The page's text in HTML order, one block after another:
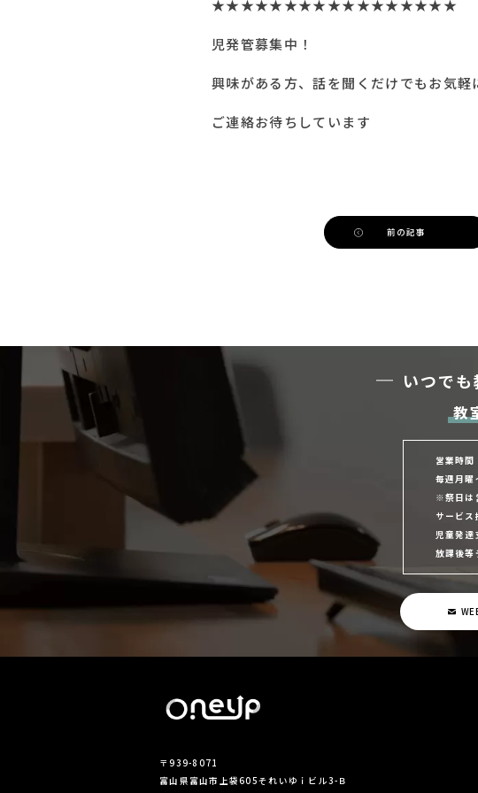
★★★★★★★★★★★★★★★★★
児発管募集中！
興味がある方、話を聞くだけでもお気軽
ご連絡お待ちしています
前の記事
いつで
教
営業時間
毎週月曜
※祭日は
サービス
児童発達
放課後等
〒939-8071
富山県富山市上袋605それいゆｉビル3-Ｂ